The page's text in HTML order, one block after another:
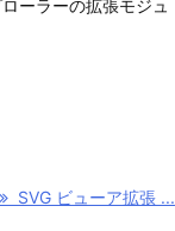
ーラーの拡張モジュ
SVG ビューア拡張 ...